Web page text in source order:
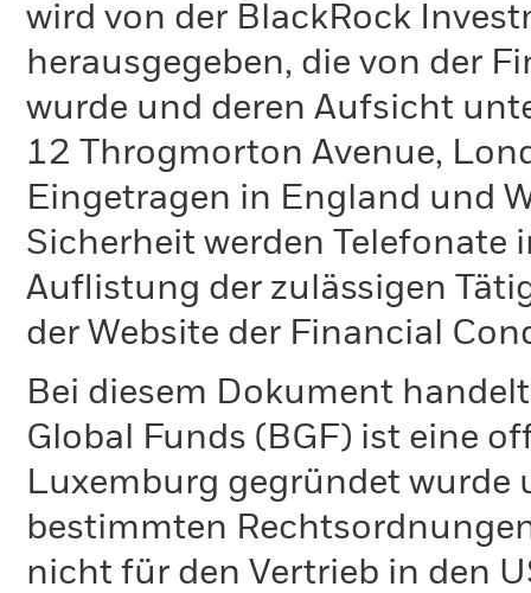
wird von der BlackRock
herausgegeben, die von der
wurde und deren Aufsicht
12 Throgmorton Avenue,
Eingetragen in England und
Sicherheit werden Telefonate
Auflistung der zulässigen
der Website der Financial
Bei diesem Dokument
Global Funds (BGF) ist eine
Luxemburg gegründet
bestimmten
nicht für den Vertrieb in den